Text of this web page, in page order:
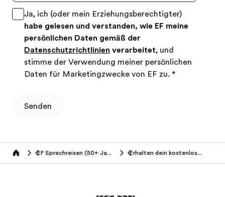
Ja, ich (oder mein Erziehungsberechtigter)
habe gelesen und verstanden, wie EF meine
persönlichen Daten gemäß der
Datenschutzrichtlinien verarbeitet, und
stimme der Verwendung meiner persönlichen
Daten für Marketingzwecke von EF zu. *
Senden
Home EF Sprachreisen (50+ Jahre) Erhalten dein kostenloses Angebot